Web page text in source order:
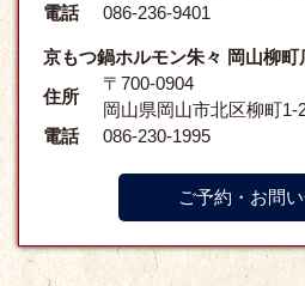
電話
086-236-9401
京もつ鍋ホルモン朱々 岡山柳町
住所
〒700-0904
岡山県岡山市北区柳町1-
電話
086-230-1995
ご予約・お問